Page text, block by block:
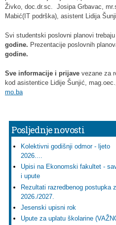
Živko, doc.dr.sc. Josipa Grbavac,
Mabić(IT podrška), asistent Lidija
Svi studentski poslovni planovi
godine. Prezentacije poslovnih
godine.
Sve informacije i prijave vezane za
kod asistentice Lidije Šunjić,
mo.ba
Posljednje novosti
Kolektivni godišnji odmor - ljeto
2026....
Upisi na Ekonomski fakultet -
i upute
Rezultati razredbenog postupka
2026./2027.
Jesenski upisni rok
Upute za uplatu školarine